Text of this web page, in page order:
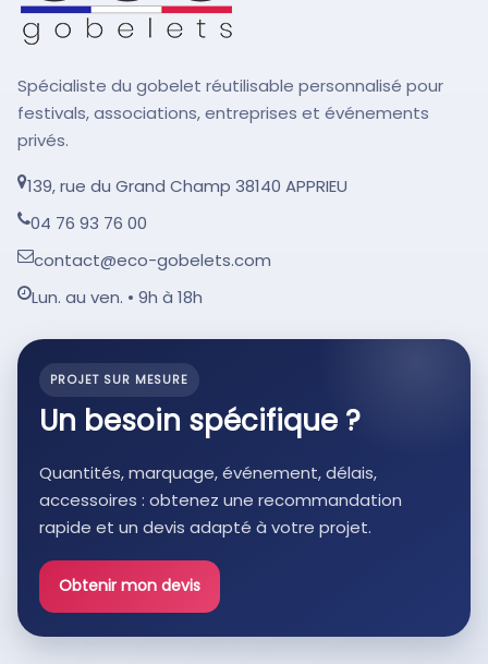
Spécialiste du gobelet réutilisable personnalisé pour
festivals, associations, entreprises et événements
privés.
139, rue du Grand Champ 38140 APPRIEU
04 76 93 76 00
contact@eco-gobelets.com
Lun. au ven. • 9h à 18h
PROJET SUR MESURE
Un besoin spécifique ?
Quantités, marquage, événement, délais,
accessoires : obtenez une recommandation
rapide et un devis adapté à votre projet.
Obtenir mon devis